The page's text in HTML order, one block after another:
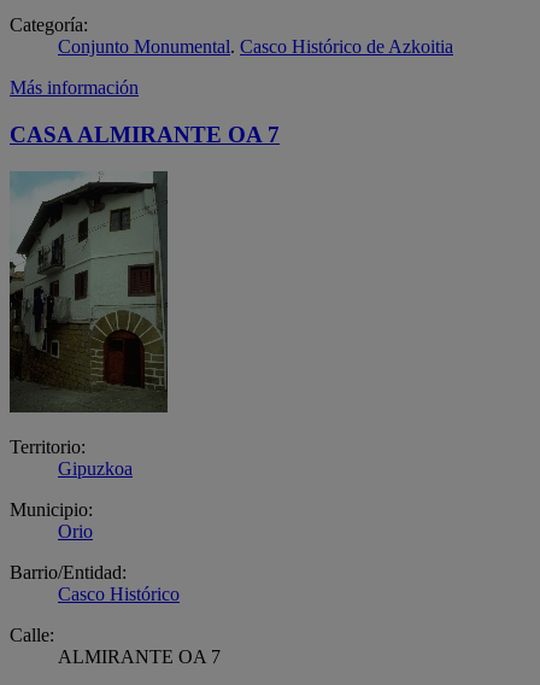
Categoría:
Conjunto Monumental. Casco Histórico de Azkoitia
Más información
CASA ALMIRANTE OA 7
Territorio:
Gipuzkoa
Municipio:
Orio
Barrio/Entidad:
Casco Histórico
Calle:
ALMIRANTE OA 7